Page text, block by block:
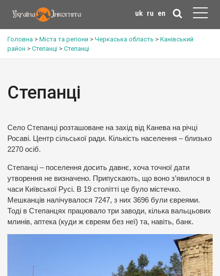
uk ru en
Головна > Міста та регіони > Черкаська область > Канівський
район > Степанці > Степанці
Степанці
Село Степанці розташоване на захід від Канева на річці
Росаві. Центр сільської ради. Кількість населення – близько
2270 осіб.
Степанці – поселення досить давнє, хоча точної дати
утворення не визначено. Припускають, що воно з’явилося в
часи Київської Русі. В 19 столітті це було містечко.
Мешканців налічувалося 7247, з них 3696 були євреями.
Тоді в Степанцях працювало три заводи, кілька вальцьових
млинів, аптека (куди ж євреям без неї) та, навіть, банк.